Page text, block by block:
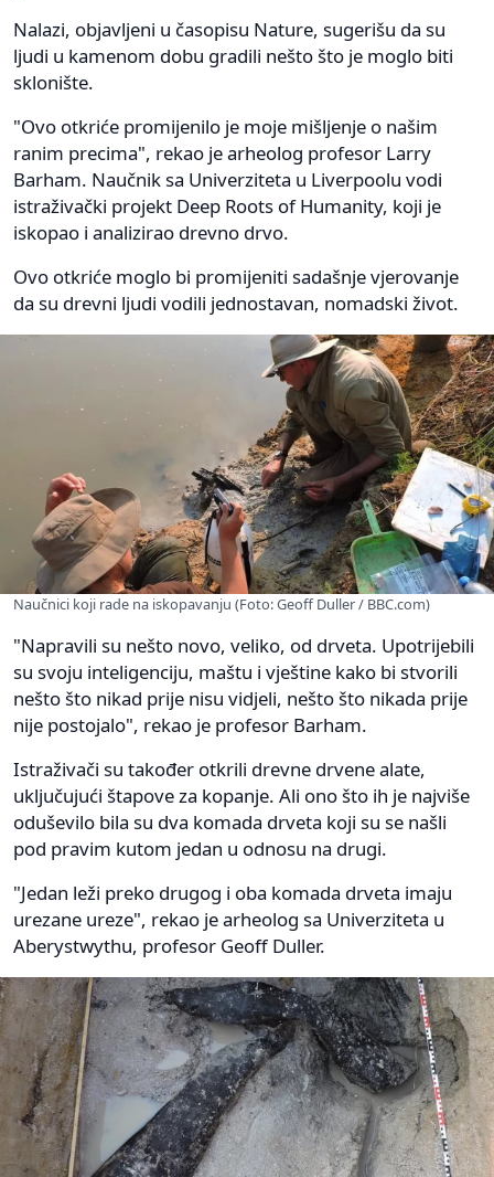
Nalazi, objavljeni u časopisu Nature, sugerišu da su
ljudi u kamenom dobu gradili nešto što je moglo biti
sklonište.
"Ovo otkriće promijenilo je moje mišljenje o našim
ranim precima", rekao je arheolog profesor Larry
Barham. Naučnik sa Univerziteta u Liverpoolu vodi
istraživački projekt Deep Roots of Humanity, koji je
iskopao i analizirao drevno drvo.
Ovo otkriće moglo bi promijeniti sadašnje vjerovanje
da su drevni ljudi vodili jednostavan, nomadski život.
Naučnici koji rade na iskopavanju (Foto: Geoff Duller / BBC.com)
"Napravili su nešto novo, veliko, od drveta. Upotrijebili
su svoju inteligenciju, maštu i vještine kako bi stvorili
nešto što nikad prije nisu vidjeli, nešto što nikada prije
nije postojalo", rekao je profesor Barham.
Istraživači su također otkrili drevne drvene alate,
uključujući štapove za kopanje. Ali ono što ih je najviše
oduševilo bila su dva komada drveta koji su se našli
pod pravim kutom jedan u odnosu na drugi.
"Jedan leži preko drugog i oba komada drveta imaju
urezane ureze", rekao je arheolog sa Univerziteta u
Aberystwythu, profesor Geoff Duller.